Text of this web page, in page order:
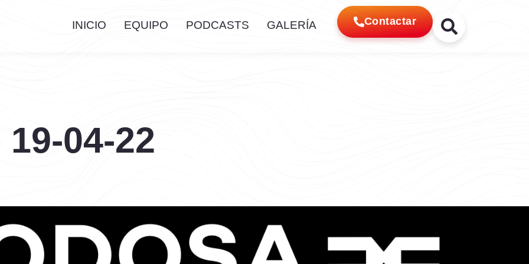
INICIO EQUIPO PODCASTS GALERÍA Contactar
04-22